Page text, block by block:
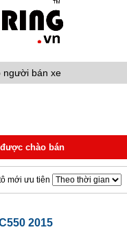
người bán xe
chào bán
mới ưu tiên
2015